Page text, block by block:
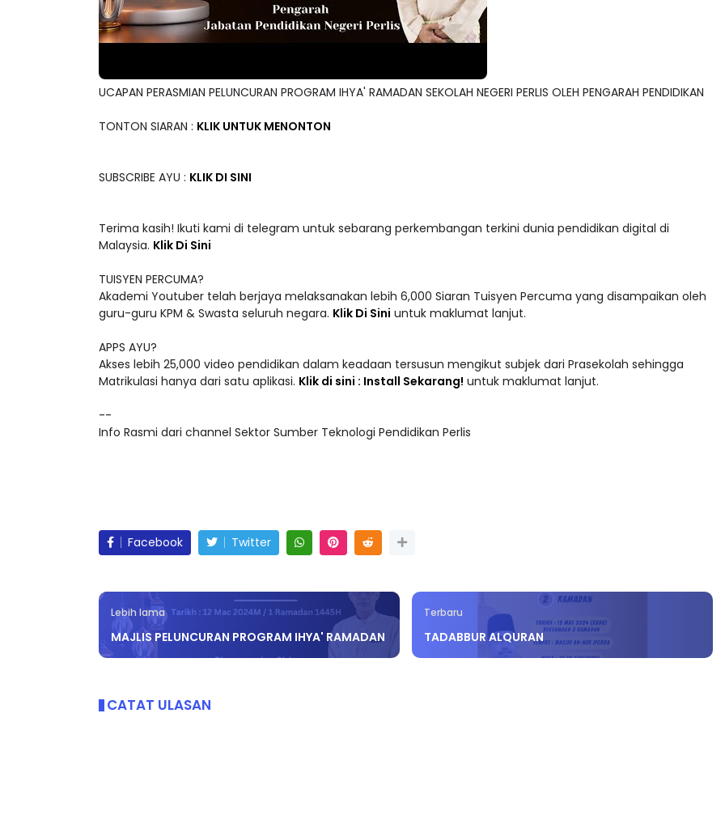
UCAPAN PERASMIAN PELUNCURAN PROGRAM IHYA' RAMADAN SEKOLAH NEGERI PERLIS OLEH PENGARAH PENDIDIKAN
TONTON SIARAN : KLIK UNTUK MENONTON
SUBSCRIBE AYU : KLIK DI SINI
Terima kasih! Ikuti kami di telegram untuk sebarang perkembangan terkini dunia pendidikan digital di
Malaysia. Klik Di Sini
TUISYEN PERCUMA?
Akademi Youtuber telah berjaya melaksanakan lebih 6,000 Siaran Tuisyen Percuma yang disampaikan oleh
guru-guru KPM & Swasta seluruh negara. Klik Di Sini untuk maklumat lanjut.
APPS AYU?
Akses lebih 25,000 video pendidikan dalam keadaan tersusun mengikut subjek dari Prasekolah sehingga
Matrikulasi hanya dari satu aplikasi. Klik di sini : Install Sekarang! untuk maklumat lanjut.
--
Info Rasmi dari channel Sektor Sumber Teknologi Pendidikan Perlis
Facebook Twitter
Lebih lama
MAJLIS PELUNCURAN PROGRAM IHYA' RAMADAN
Terbaru
TADABBUR ALQURAN
CATAT ULASAN